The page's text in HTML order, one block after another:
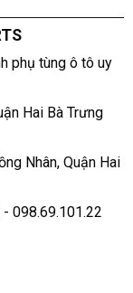
phụ tùng ô tô uy
Hai Bà Trưng
Nhân, Quận Hai
098.69.101.22